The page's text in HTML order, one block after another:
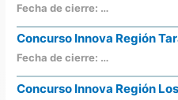
Fecha de cierre: …
Concurso Innova Región
Fecha de cierre: …
Concurso Innova Región